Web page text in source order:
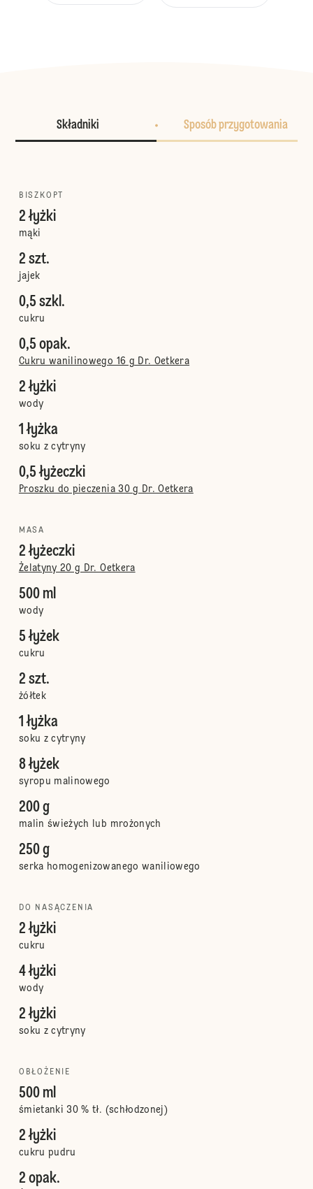
Składniki Sposób przygotowania
BISZKOPT
2 łyżki
mąki
2 szt.
jajek
0,5 szkl.
cukru
0,5 opak.
Cukru wanilinowego 16 g Dr. Oetkera
2 łyżki
wody
1 łyżka
soku z cytryny
0,5 łyżeczki
Proszku do pieczenia 30 g Dr. Oetkera
MASA
2 łyżeczki
Żelatyny 20 g Dr. Oetkera
500 ml
wody
5 łyżek
cukru
2 szt.
żółtek
1 łyżka
soku z cytryny
8 łyżek
syropu malinowego
200 g
malin świeżych lub mrożonych
250 g
serka homogenizowanego waniliowego
DO NASĄCZENIA
2 łyżki
cukru
4 łyżki
wody
2 łyżki
soku z cytryny
OBŁOŻENIE
500 ml
śmietanki 30 % tł. (schłodzonej)
2 łyżki
cukru pudru
2 opak.